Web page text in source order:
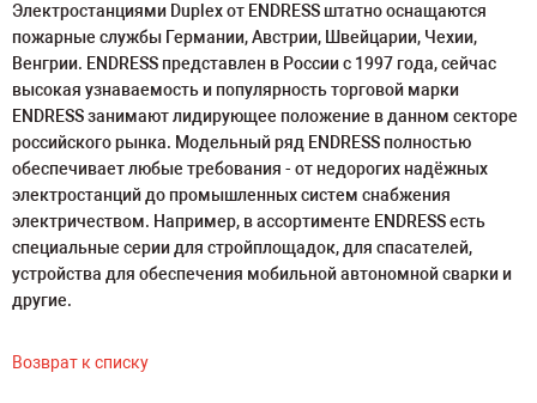
Электростанциями Duplex от ENDRESS штатно оснащаются
пожарные службы Германии, Австрии, Швейцарии, Чехии,
Венгрии. ENDRESS представлен в России с 1997 года, сейчас
высокая узнаваемость и популярность торговой марки
ENDRESS занимают лидирующее положение в данном секторе
российского рынка. Модельный ряд ENDRESS полностью
обеспечивает любые требования - от недорогих надёжных
электростанций до промышленных систем снабжения
электричеством. Например, в ассортименте ENDRESS есть
специальные серии для стройплощадок, для спасателей,
устройства для обеспечения мобильной автономной сварки и
другие.
Возврат к списку